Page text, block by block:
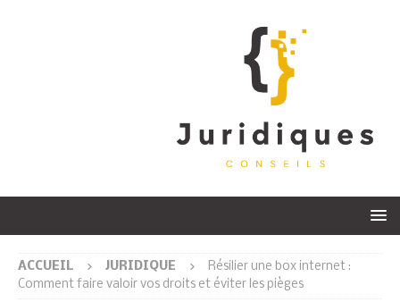
ACCUEIL JURIDIQUE
Résilier une box internet :
Comment faire valoir vos droits et éviter les pièges